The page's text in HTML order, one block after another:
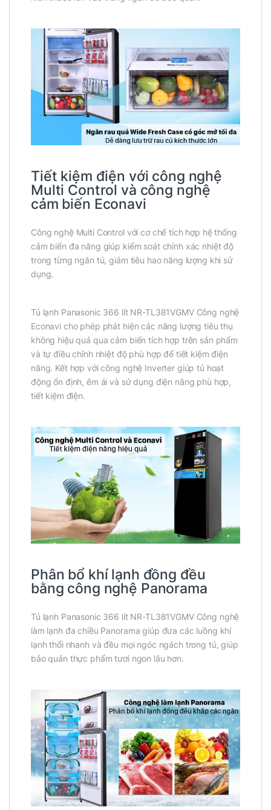
Tiết kiệm điện với công nghệ
Multi Control và công nghệ
cảm biến Econavi
Công nghệ Multi Control với cơ chế tích hợp hệ thống
cảm biến đa năng giúp kiểm soát chính xác nhiệt độ
trong từng ngăn tủ, giảm tiêu hao năng lượng khi sử
dụng.
Tủ lạnh Panasonic 366 lít NR-TL381VGMV Công nghệ
Econavi cho phép phát hiện các năng lượng tiêu thụ
không hiệu quả qua cảm biến tích hợp trên sản phẩm
và tự điều chỉnh nhiệt độ phù hợp để tiết kiệm điện
năng. Kết hợp với công nghệ Inverter giúp tủ hoạt
động ổn định, êm ái và sử dụng điện năng phù hợp,
tiết kiệm điện.
Phân bổ khí lạnh đồng đều
bằng công nghệ Panorama
Tủ lạnh Panasonic 366 lít NR-TL381VGMV Công nghệ
làm lạnh đa chiều Panorama giúp đưa các luồng khí
lạnh thổi nhanh và đều mọi ngóc ngách trong tủ, giúp
bảo quản thực phẩm tươi ngon lâu hơn.